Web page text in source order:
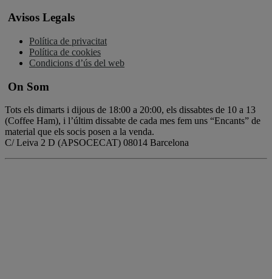
Avisos Legals
Política de privacitat
Política de cookies
Condicions d’ús del web
On Som
Tots els dimarts i dijous de 18:00 a 20:00, els dissabtes de 10 a 13
(Coffee Ham), i l’últim dissabte de cada mes fem uns “Encants” de
material que els socis posen a la venda.
C/ Leiva 2 D (APSOCECAT) 08014 Barcelona